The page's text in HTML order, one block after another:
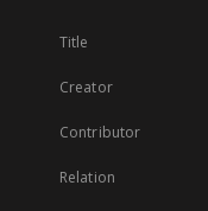
Title
Creator
Contributor
Relation